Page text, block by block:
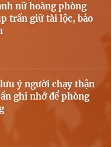
nữ hoàng phòng
trấn giữ tài lộc, bảo
ý người chạy thận
ghi nhớ để phòng